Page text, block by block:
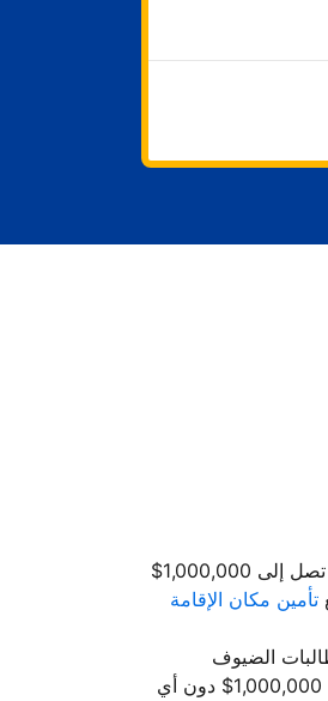
جديد: حماية ضد الأضرار تصل إلى 1,000,000$
تأمين مكان الإقامة
الضيوف
والجيران بقيمة تصل إلى 1,000,000$ دون أي